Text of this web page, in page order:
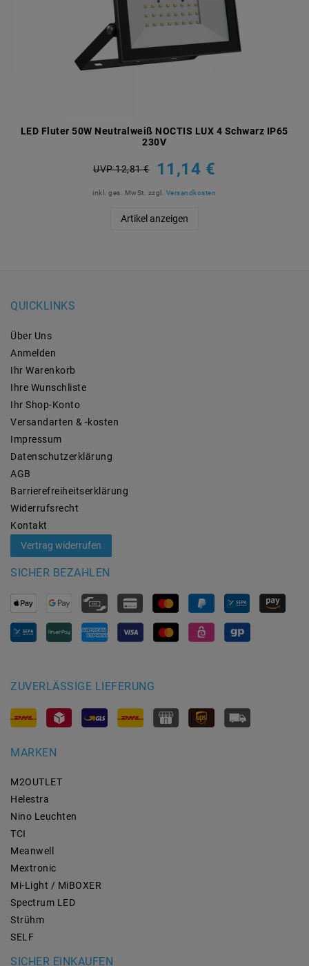
LED Fluter 50W Neutralweiß NOCTIS LUX 4 Schwarz IP65
230V
UVP 12,81 € 11,14 €
inkl. ges. MwSt. zzgl. Versandkosten
Artikel anzeigen
QUICKLINKS
Über Uns
Anmelden
Ihr Warenkorb
Ihre Wunschliste
Ihr Shop-Konto
Versandarten & -kosten
Impressum
Daten­schutz­erklärung
AGB
Barrierefreiheitserklärung
Widerrufs­recht
Kontakt
Vertrag widerrufen
SICHER BEZAHLEN
ZUVERLÄSSIGE LIEFERUNG
MARKEN
M2OUTLET
Helestra
Nino Leuchten
TCI
Meanwell
Mextronic
Mi-Light / MiBOXER
Spectrum LED
Strühm
SELF
SICHER EINKAUFEN